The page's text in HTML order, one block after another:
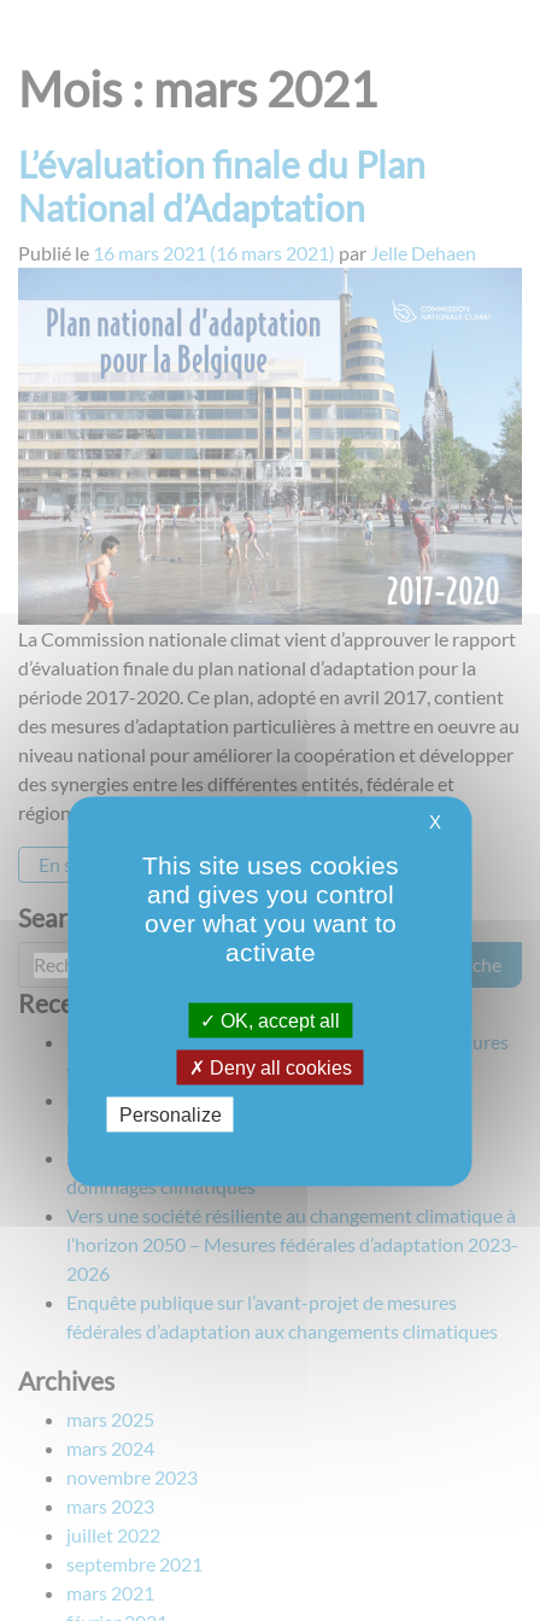
Mois : mars 2021
L’évaluation finale du Plan
National d’Adaptation
Publié le 16 mars 2021 (16 mars 2021) par Jelle Dehaen
La Commission nationale climat vient d’approuver le rapport
d’évaluation finale du plan national d’adaptation pour la
période 2017-2020. Ce plan, adopté en avril 2017, contient
des mesures d’adaptation particulières à mettre en oeuvre au
niveau national pour améliorer la coopération et développer
des synergies entre les différentes entités, fédérale et
régionales. Son évaluation à mi-parcours
En savoir plus
Search
Recherche pour :
Recent Posts
Publication de l’évaluation à mi-parcours des mesures
fédérales d’adaptation
Rapport alarmant sur les risques climatiques en
Europe.
dommages climatiques
Vers une société résiliente au changement climatique à
l’horizon 2050 – Mesures fédérales d’adaptation 2023-
2026
Enquête publique sur l’avant-projet de mesures
fédérales d’adaptation aux changements climatiques
Archives
mars 2025
mars 2024
novembre 2023
mars 2023
juillet 2022
septembre 2021
mars 2021
X
This site uses cookies
and gives you control
over what you want to
activate
OK, accept all
Deny all cookies
Personalize